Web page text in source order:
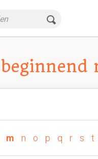
m n o p q r s t